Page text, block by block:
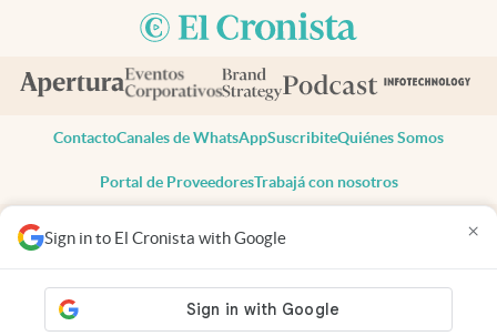
Sign in to El Cronista with Google ×
ContactoCanales de WhatsAppSuscribiteQuiénes Somos
Portal de ProveedoresTrabajá con nosotros
Todos los derechos reservados
Privacidad
Consentimiento